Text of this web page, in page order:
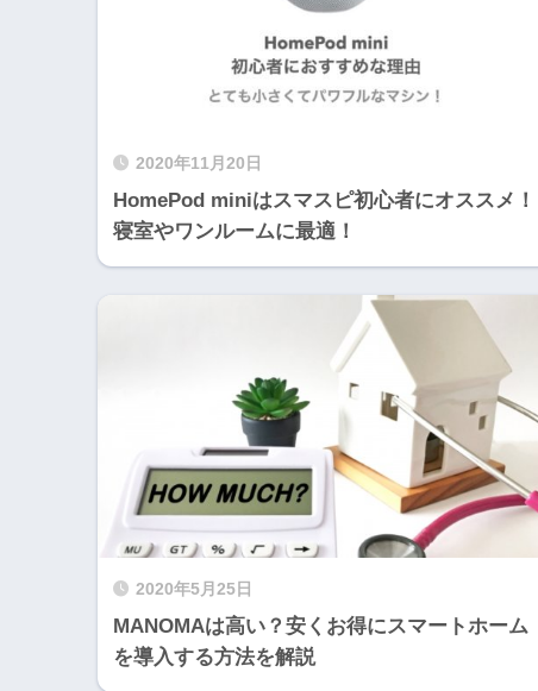
2020年11月20日
HomePod miniはスマスピ初心者にオススメ！
寝室やワンルームに最適！
2020年5月25日
MANOMAは高い？安くお得にスマートホーム
を導入する方法を解説
PIXTAで副業のススメ